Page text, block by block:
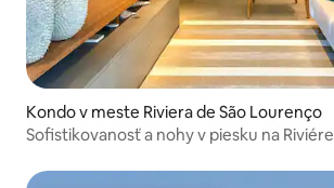
Kondo v meste Riviera de São Lourenço
Sofistikovanosť a nohy v piesku na Riviére